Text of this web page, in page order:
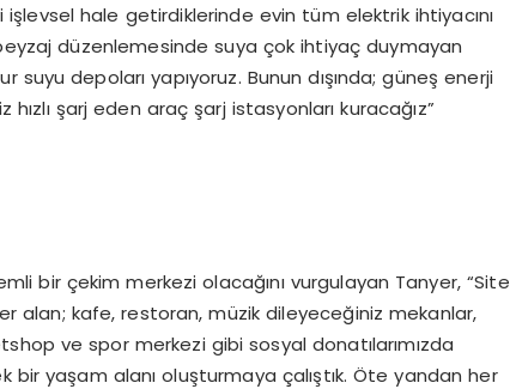
işlevsel hale getirdiklerinde evin tüm elektrik ihtiyacını
düzenlemesinde suya çok ihtiyaç duymayan
depoları yapıyoruz. Bunun dışında; güneş enerji
şarj eden araç şarj istasyonları kuracağız”
bir çekim merkezi olacağını vurgulayan Tanyer, “Site
alan; kafe, restoran, müzik dileyeceğiniz mekanlar,
ve spor merkezi gibi sosyal donatılarımızda
yaşam alanı oluşturmaya çalıştık. Öte yandan her